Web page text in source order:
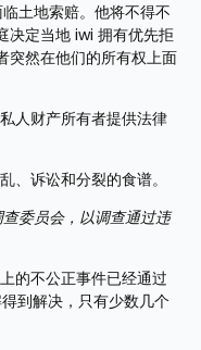
土地索赔。他将不得不
决定当地 iwi 拥有优先拒
突然在他们的所有权上面
人财产所有者提供法律
、诉讼和分裂的食谱。
委员会，以调查通过违
的不公正事件已经通过
到解决，只有少数几个